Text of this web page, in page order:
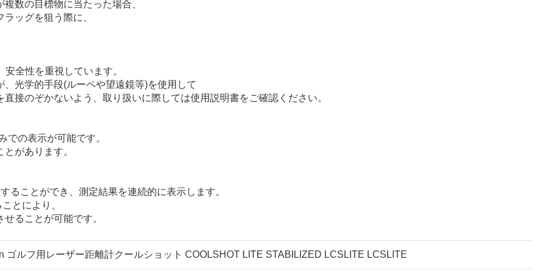
数の目標物に当たった場合、
ッグを狙う際に、
全性を重視しています。
光学的手段(ルーペや望遠鏡等)を使用して
接のぞかないよう、取り扱いに際しては使用説明書をご確認ください。
での表示が可能です。
があります。
ることができ、測定結果を連続的に表示します。
とにより、
ることが可能です。
ルフ用レーザー距離計クールショット COOLSHOT LITE STABILIZED LCSLITE LCSLITE